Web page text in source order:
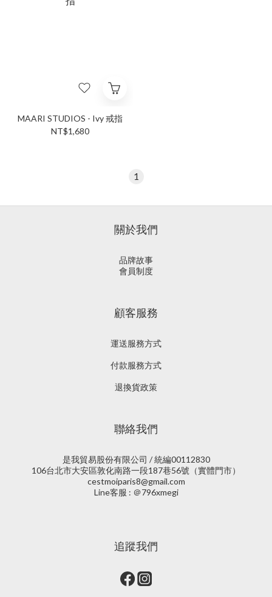
MAARI STUDIOS - Ivy 戒指
NT$1,680
1
關於我們
品牌故事
會員制度
顧客服務
運送服務方式
付款服務方式
退換貨政策
聯絡我們
是我貿易股份有限公司 / 統編00112830
106台北市大安區敦化南路一段187巷56號（實體門市）
cestmoiparis8@gmail.com
Line客服 : ＠796xmegi
追蹤我們